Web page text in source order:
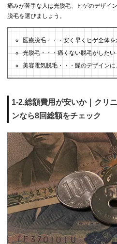
痛みが苦手な人は光脱毛、ヒゲのデザイ
脱毛を選びましょう。
医療脱毛・・・安く早くヒゲ全体
光脱毛・・・痛くない脱毛がしたい
美容電気脱毛・・・髭のデザイン
1-2.総額費用が安いか｜クリ
ンなら8回総額をチェック